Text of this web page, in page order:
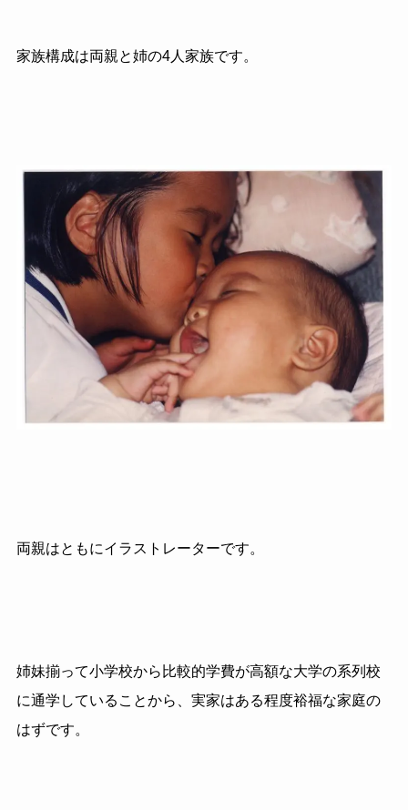
家族構成は両親と姉の4人家族です。
両親はともにイラストレーターです。
姉妹揃って小学校から比較的学費が高額な大学の系列校
に通学していることから、実家はある程度裕福な家庭の
はずです。